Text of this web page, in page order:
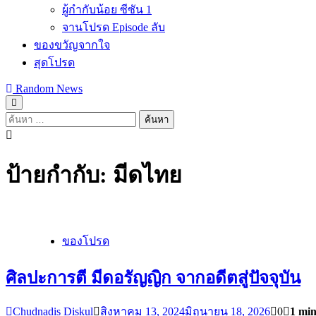
ผู้กำกับน้อย ซีซัน 1
จานโปรด Episode ลับ
ของขวัญจากใจ
สุดโปรด
Random News
ค้นหา
สำหรับ:
ป้ายกำกับ: มีดไทย
ของโปรด
ศิลปะการตี มีดอรัญญิก จากอดีตสู่ปัจจุบัน
Chudnadis Diskul สิงหาคม 13, 2024มิถุนายน 18, 2026 0 1